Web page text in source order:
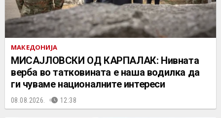
МАКЕДОНИЈА
МИСАЈЛОВСКИ ОД КАРПАЛАК: Нивната
верба во татковината е наша водилка да
ги чуваме националните интереси
08.08.2026. 12:38